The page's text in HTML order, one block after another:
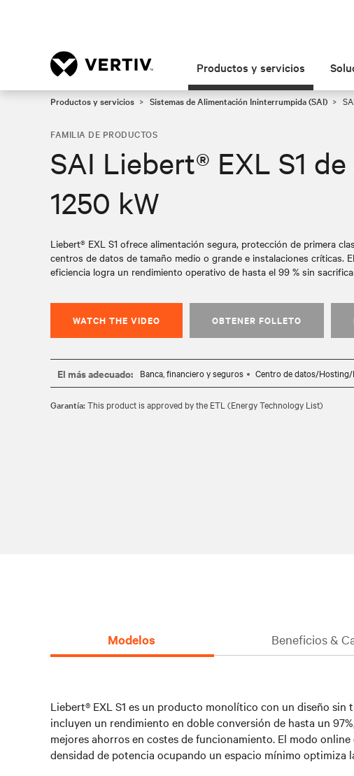
Productos y servicios
Productos y servicios Sistemas de Alimentación Ininterrumpida (SAI)
FAMILIA DE PRODUCTOS
SAI Liebert® EXL S1
1250 kW
Liebert® EXL S1 ofrece alimentación segura, protección de primera
centros de datos de tamaño medio o grande e instalaciones críticas.
eficiencia logra un rendimiento operativo de hasta el 99 % sin
WATCH THE VIDEO OBTENER FOLLETO
El más adecuado: Banca, financiero y seguros Centro de datos/
Garantía:This product is approved by the ETL (Energy Technology List)
Modelos Beneficios &
Liebert® EXL S1 es un producto monolítico con un diseño
incluyen un rendimiento en doble conversión de hasta un
mejores ahorros en costes de funcionamiento. El modo
densidad de potencia ocupando un espacio mínimo optimiza